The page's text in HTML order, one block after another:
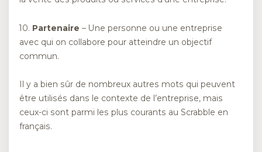
10. Partenaire – Une personne ou une entreprise
avec qui on collabore pour atteindre un objectif
commun.
Il y a bien sûr de nombreux autres mots qui peuvent
être utilisés dans le contexte de l’entreprise, mais
ceux-ci sont parmi les plus courants au Scrabble en
français.